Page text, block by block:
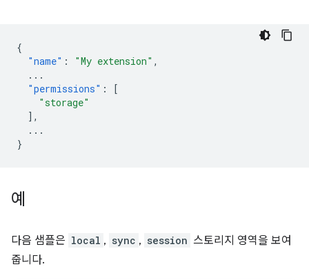
{
"name" : "My extension" ,
...
"permissions" :
[
"storage"
],
...
}
예
다음 샘플은 local , sync , session 스토리지 영역을 보여
줍니다.